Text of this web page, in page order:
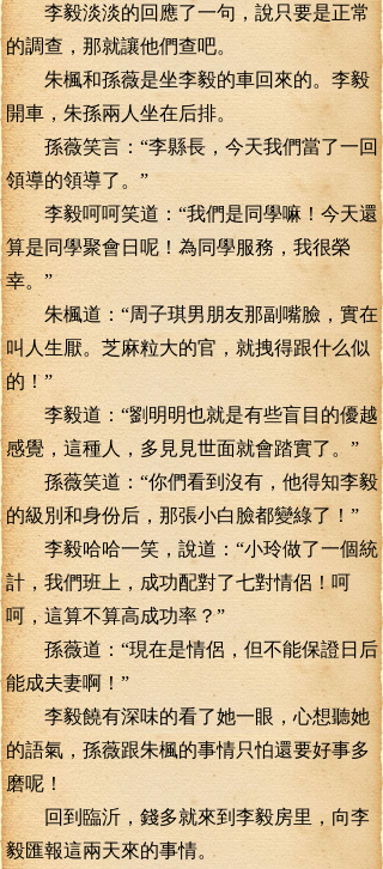
李毅淡淡的回應了一句，說只要是正常
的調查，那就讓他們查吧。
朱楓和孫薇是坐李毅的車回來的。李毅
開車，朱孫兩人坐在后排。
孫薇笑言：“李縣長，今天我們當了一回
領導的領導了。”
李毅呵呵笑道：“我們是同學嘛！今天還
算是同學聚會日呢！為同學服務，我很榮
幸。”
朱楓道：“周子琪男朋友那副嘴臉，實在
叫人生厭。芝麻粒大的官，就拽得跟什么似
的！”
李毅道：“劉明明也就是有些盲目的優越
感覺，這種人，多見見世面就會踏實了。”
孫薇笑道：“你們看到沒有，他得知李毅
的級別和身份后，那張小白臉都變綠了！”
李毅哈哈一笑，說道：“小玲做了一個統
計，我們班上，成功配對了七對情侶！呵
呵，這算不算高成功率？”
孫薇道：“現在是情侶，但不能保證日后
能成夫妻啊！”
李毅饒有深味的看了她一眼，心想聽她
的語氣，孫薇跟朱楓的事情只怕還要好事多
磨呢！
回到臨沂，錢多就來到李毅房里，向李
毅匯報這兩天來的事情。